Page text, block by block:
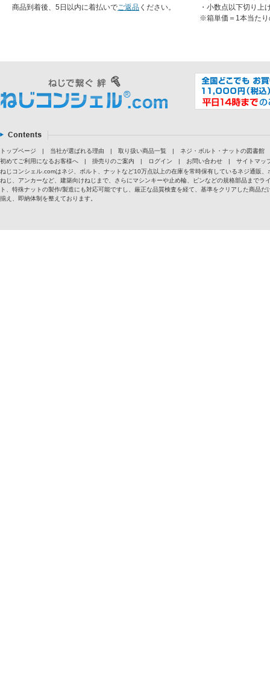
商品到着後、5日以内に着払いでご返品 ください。
・小数点以下切り上
※箱単価＝1本当たり
トップページ | 当社が選ばれる理由 | 取り扱い商品一覧 |
ネジ・ボルト・ナットの図書館
初めてご利用になるお客様へ
| 掛売りのご案内 | ログイン | お問い合わせ |
サイトマッ
ねじコンシェル.comはネジ、ボルト、ナットなど10万点以上の在庫を常時保有しているネジ通販
ねじ、アンカーなど、建築向けねじまで、さらにマシンキーや止め輪、ピンなどの規格部品まで
ト、特殊ナットの製作/製造にも対応可能ですし、厳正な品質検査を経て、基準をクリアした商品
揃え、即納体制を整えております。